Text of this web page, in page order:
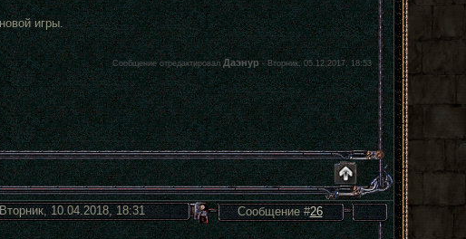
игры.
Сообщение отредактировалДаэнур- Вторник, 05.12.2017, 18:53
10.04.2018, 18:31 Сообщение #26